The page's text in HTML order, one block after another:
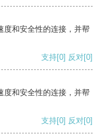
度和安全性的连接，并帮
支持[0] 反对[0]
度和安全性的连接，并帮
支持[0] 反对[0]